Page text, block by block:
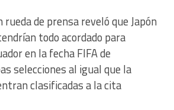
de prensa reveló que Japón
todo acordado para
en la fecha FIFA de
selecciones al igual que la
clasificadas a la cita